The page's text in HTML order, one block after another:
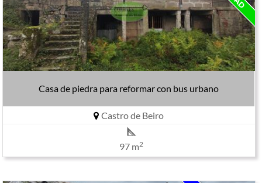
Casa de piedra para reformar con bus urbano
Castro de Beiro
97 m2